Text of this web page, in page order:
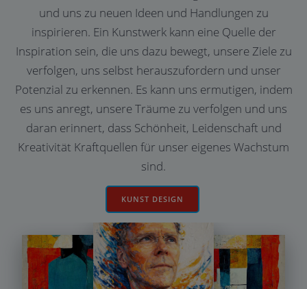
und uns zu neuen Ideen und Handlungen zu
inspirieren. Ein Kunstwerk kann eine Quelle der
Inspiration sein, die uns dazu bewegt, unsere Ziele zu
verfolgen, uns selbst herauszufordern und unser
Potenzial zu erkennen. Es kann uns ermutigen, indem
es uns anregt, unsere Träume zu verfolgen und uns
daran erinnert, dass Schönheit, Leidenschaft und
Kreativität Kraftquellen für unser eigenes Wachstum
sind.
KUNST DESIGN